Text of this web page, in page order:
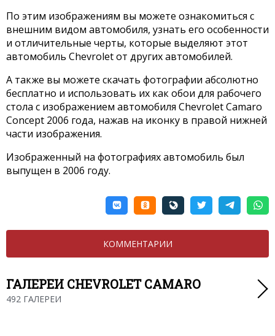
По этим изображениям вы можете ознакомиться с
внешним видом автомобиля, узнать его особенности
и отличительные черты, которые выделяют этот
автомобиль Chevrolet от других автомобилей.
А также вы можете скачать фотографии абсолютно
бесплатно и использовать их как обои для рабочего
стола с изображением автомобиля Chevrolet Camaro
Concept 2006 года, нажав на иконку в правой нижней
части изображения.
Изображенный на фотографиях автомобиль был
выпущен в 2006 году.
КОММЕНТАРИИ
ГАЛЕРЕИ CHEVROLET CAMARO
492 ГАЛЕРЕИ